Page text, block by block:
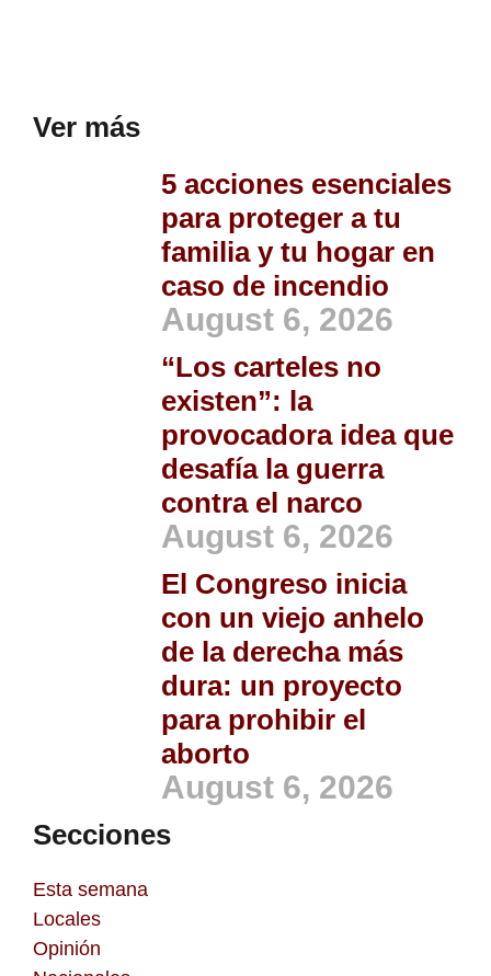
Ver más
5 acciones esenciales
para proteger a tu
familia y tu hogar en
caso de incendio
August 6, 2026
“Los carteles no
existen”: la
provocadora idea que
desafía la guerra
contra el narco
August 6, 2026
El Congreso inicia
con un viejo anhelo
de la derecha más
dura: un proyecto
para prohibir el
aborto
August 6, 2026
Secciones
Esta semana
Locales
Opinión